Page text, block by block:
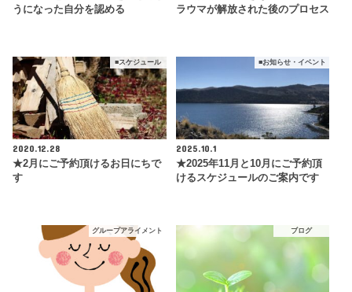
うになった自分を認める
ラウマが解放された後のプロセス
■スケジュール
2020.12.28
★2月にご予約頂けるお日にちで
す
■お知らせ・イベント
2025.10.1
★2025年11月と10月にご予約頂
けるスケジュールのご案内です
グループアライメント ブログ